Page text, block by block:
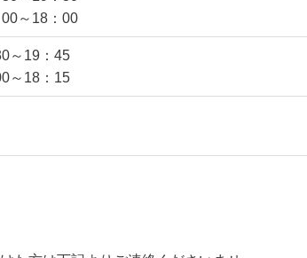
～18：00
～19：45
～18：15